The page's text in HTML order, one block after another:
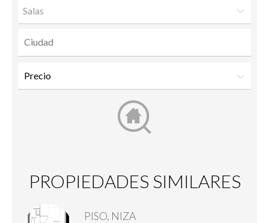
Salas
PROPIEDADES SIMILARES
PISO, NIZA